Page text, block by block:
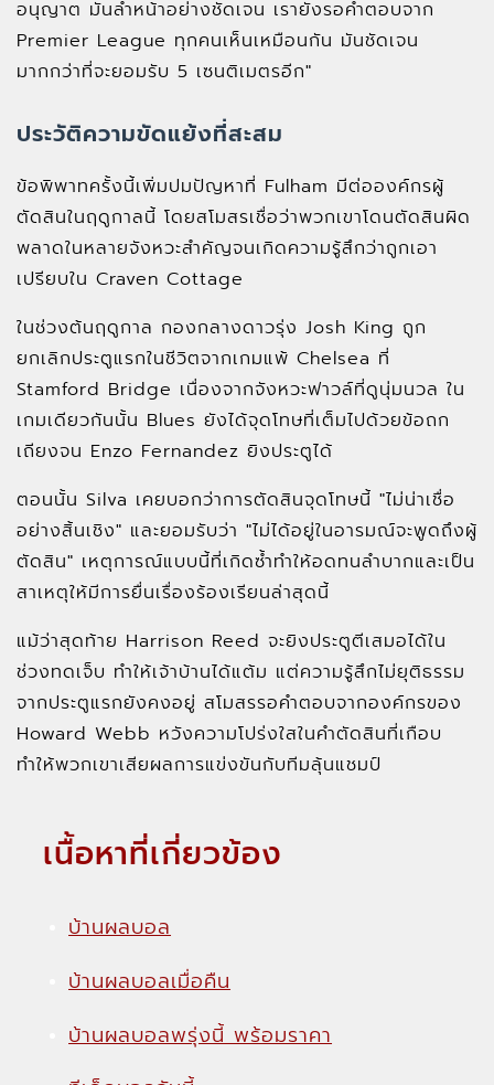
อนุญาต มันล้ำหน้าอย่างชัดเจน เรายังรอคำตอบจาก
Premier League ทุกคนเห็นเหมือนกัน มันชัดเจน
มากกว่าที่จะยอมรับ 5 เซนติเมตรอีก"
ประวัติความขัดแย้งที่สะสม
ข้อพิพาทครั้งนี้เพิ่มปมปัญหาที่ Fulham มีต่อองค์กรผู้
ตัดสินในฤดูกาลนี้ โดยสโมสรเชื่อว่าพวกเขาโดนตัดสินผิด
พลาดในหลายจังหวะสำคัญจนเกิดความรู้สึกว่าถูกเอา
เปรียบใน Craven Cottage
ในช่วงต้นฤดูกาล กองกลางดาวรุ่ง Josh King ถูก
ยกเลิกประตูแรกในชีวิตจากเกมแพ้ Chelsea ที่
Stamford Bridge เนื่องจากจังหวะฟาวล์ที่ดูนุ่มนวล ใน
เกมเดียวกันนั้น Blues ยังได้จุดโทษที่เต็มไปด้วยข้อถก
เถียงจน Enzo Fernandez ยิงประตูได้
ตอนนั้น Silva เคยบอกว่าการตัดสินจุดโทษนี้ "ไม่น่าเชื่อ
อย่างสิ้นเชิง" และยอมรับว่า "ไม่ได้อยู่ในอารมณ์จะพูดถึงผู้
ตัดสิน" เหตุการณ์แบบนี้ที่เกิดซ้ำทำให้อดทนลำบากและเป็น
สาเหตุให้มีการยื่นเรื่องร้องเรียนล่าสุดนี้
แม้ว่าสุดท้าย Harrison Reed จะยิงประตูตีเสมอได้ใน
ช่วงทดเจ็บ ทำให้เจ้าบ้านได้แต้ม แต่ความรู้สึกไม่ยุติธรรม
จากประตูแรกยังคงอยู่ สโมสรรอคำตอบจากองค์กรของ
Howard Webb หวังความโปร่งใสในคำตัดสินที่เกือบ
ทำให้พวกเขาเสียผลการแข่งขันกับทีมลุ้นแชมป์
เนื้อหาที่เกี่ยวข้อง
บ้านผลบอล
บ้านผลบอลเมื่อคืน
บ้านผลบอลพรุ่งนี้ พร้อมราคา